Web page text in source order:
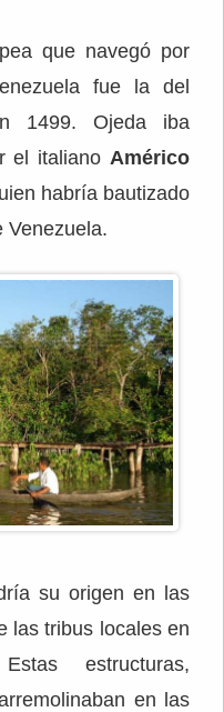
que navegó por
fue la del
1499. Ojeda iba
el italiano Américo
habría bautizado
Venezuela.
su origen en las
las tribus locales en
estructuras,
en las